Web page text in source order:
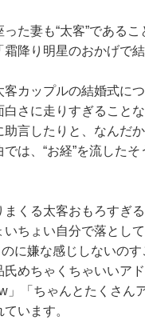
た妻も“太客”である
降り明星のおかげで
カップルの結婚式に
さに走りすぎること
言したりと、なんだ
は、“お経”を流した
くる太客おもろすぎ
ちょい自分で落とし
に嫌な感じしないの
めちゃくちゃいいア
」「ちゃんとたくさん
います。